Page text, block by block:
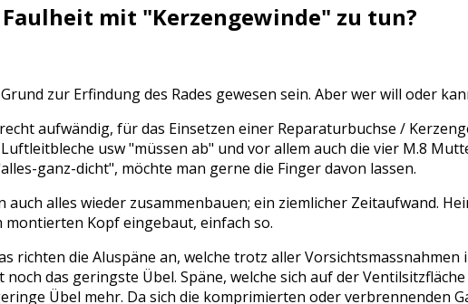
mit "Kerzengewinde" zu tun?
zur Erfindung des Rades gewesen sein. Aber wer will oder
aufwändig, für das Einsetzen einer Reparaturbuchse /
usw "müssen ab" und vor allem auch die vier M.8
ganz-dicht", möchte man gerne die Finger davon lassen.
auch alles wieder zusammenbauen; ein ziemlicher Zeitaufwand.
montierten Kopf eingebaut, einfach so.
richten die Aluspäne an, welche trotz aller
das geringste Übel. Späne, welche sich auf der
Übel mehr. Da sich die komprimierten oder verbrennenden